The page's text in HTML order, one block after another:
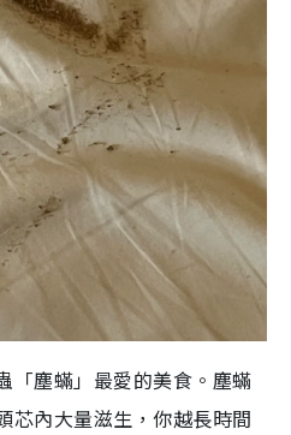
「塵蟎」最愛的美食。塵蟎
芯內大量滋生，你越長時間